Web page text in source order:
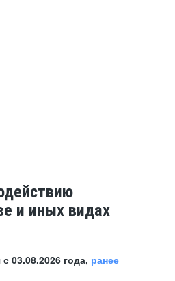
и иных видах
03.08.2026 года, ранее